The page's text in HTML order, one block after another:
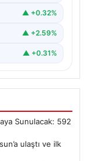
▲ +0.32%
▲ +2.59%
▲ +0.31%
Sunulacak: 592
ulaştı ve ilk